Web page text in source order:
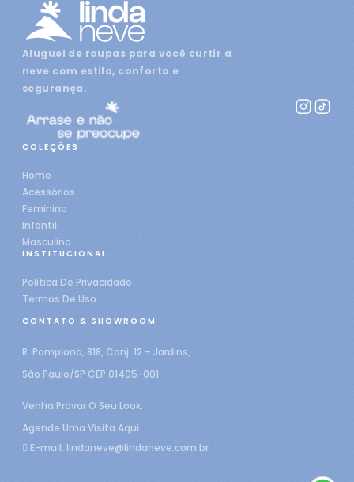
Aluguel de roupas para você curtir a
neve com estilo, conforto e
segurança.
COLEÇÕES
Home
Acessórios
Feminino
Infantil
Masculino
INSTITUCIONAL
Política De Privacidade
Termos De Uso
CONTATO & SHOWROOM
R. Pamplona, 818, Conj. 12 – Jardins,
São Paulo/SP CEP 01405-001
Venha Provar O Seu Look.
Agende Uma Visita Aqui
E-mail: lindaneve@lindaneve.com.br